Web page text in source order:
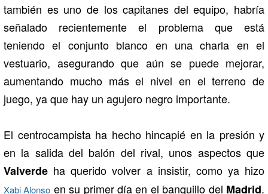
también es uno de los capitanes del equipo, habría
señalado recientemente el problema que está
teniendo el conjunto blanco en una charla en el
vestuario, asegurando que aún se puede mejorar,
aumentando mucho más el nivel en el terreno de
juego, ya que hay un agujero negro importante.
El centrocampista ha hecho hincapié en la presión y
en la salida del balón del rival, unos aspectos que
Valverde ha querido volver a insistir, como ya hizo
Xabi Alonso en su primer día en el banquillo del Madrid.